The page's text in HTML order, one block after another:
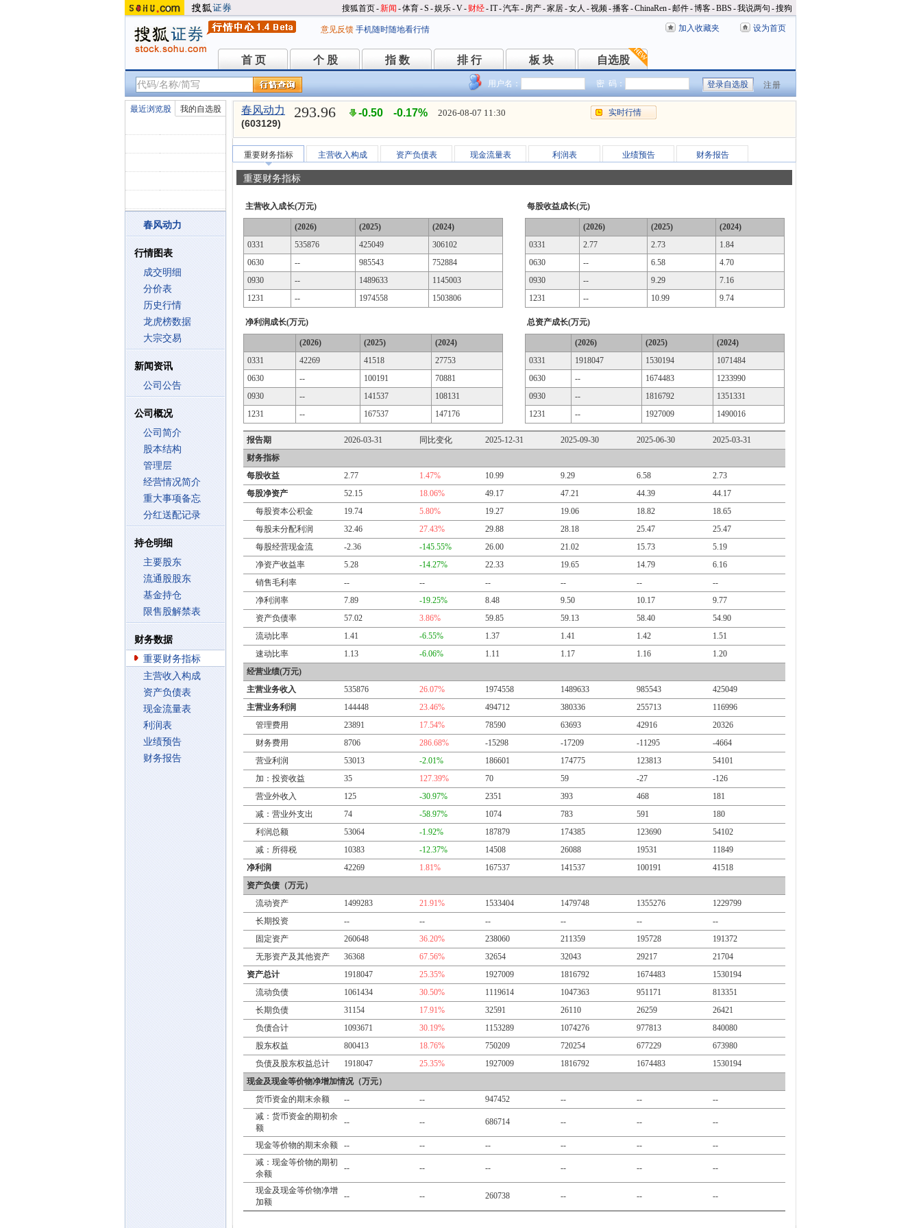
搜狐首页-新闻 -体育-S -娱乐-V- 财经-IT-汽车- 房产-家居-女人 -视频-播客-ChinaRen-邮件-博客-BBS -我说两句 -搜狗
意见反馈 手机随时随地看行情 加入收藏夹 设为首页
首 页
首 页 个 股
个 股 指 数
指 数 排 行
排 行 板 块
板 块 自选股
自选股
用户名： 密 码： 注册
最近浏览股 我的自选股
春风动力
行情图表
成交明细
分价表
历史行情
龙虎榜数据
大宗交易
新闻资讯
公司公告
公司概况
公司简介
股本结构
管理层
经营情况简介
重大事项备忘
分红送配记录
持仓明细
主要股东
流通股股东
基金持仓
限售股解禁表
财务数据
重要财务指标
主营收入构成
资产负债表
现金流量表
利润表
业绩预告
财务报告
春风动力
(603129)
293.96 -0.50 -0.17% 2026-08-07 11:30 实时行情
重要财务指标 主营收入构成 资产负债表 现金流量表 利润表 业绩预告 财务报告
重要财务指标
主营收入成长(万元)
(2026) (2025)
(2024)
0331
535876 425049
306102
0630
-- 985543
752884
0930
-- 1489633
1145003
1231
-- 1974558 1503806
净利润成长(万元)
(2026) (2025)
(2024)
0331
42269 41518
27753
0630
-- 100191
70881
0930
-- 141537
108131
1231
-- 167537 147176
每股收益成长(元)
(2026) (2025)
(2024)
0331
2.77 2.73
1.84
0630
-- 6.58
4.70
0930
-- 9.29
7.16
1231
-- 10.99 9.74
总资产成长(万元)
(2026) (2025)
(2024)
0331
1918047 1530194
1071484
0630
-- 1674483
1233990
0930
-- 1816792
1351331
1231
-- 1927009 1490016
报告期 2026-03-31 同比变化 2025-12-31 2025-09-30 2025-06-30
2025-03-31
财务指标
每股收益
2.77 1.47% 10.99 9.29 6.58
2.73
每股净资产
52.15 18.06% 49.17 47.21 44.39
44.17
每股资本公积金
19.74 5.80% 19.27 19.06 18.82
18.65
每股未分配利润
32.46 27.43% 29.88 28.18 25.47
25.47
每股经营现金流
-2.36 -145.55% 26.00 21.02 15.73
5.19
净资产收益率
5.28 -14.27% 22.33 19.65 14.79
6.16
销售毛利率
-- -- -- -- --
--
净利润率
7.89 -19.25% 8.48 9.50 10.17
9.77
资产负债率
57.02 3.86% 59.85 59.13 58.40
54.90
流动比率
1.41 -6.55% 1.37 1.41 1.42
1.51
速动比率
1.13 -6.06% 1.11 1.17 1.16
1.20
经营业绩(万元)
主营业务收入
535876 26.07% 1974558 1489633 985543
425049
主营业务利润
144448 23.46% 494712 380336 255713
116996
管理费用
23891 17.54% 78590 63693 42916
20326
财务费用
8706 286.68% -15298 -17209 -11295
-4664
营业利润
53013 -2.01% 186601 174775 123813
54101
加：投资收益
35 127.39% 70 59 -27
-126
营业外收入
125 -30.97% 2351 393 468
181
减：营业外支出
74 -58.97% 1074 783 591
180
利润总额
53064 -1.92% 187879 174385 123690
54102
减：所得税
10383 -12.37% 14508 26088 19531
11849
净利润
42269 1.81% 167537 141537 100191
41518
资产负债（万元）
流动资产
1499283 21.91% 1533404 1479748 1355276
1229799
长期投资
-- -- -- -- --
--
固定资产
260648 36.20% 238060 211359 195728
191372
无形资产及其他资产
36368 67.56% 32654 32043 29217
21704
资产总计
1918047 25.35% 1927009 1816792 1674483
1530194
流动负债
1061434 30.50% 1119614 1047363 951171
813351
长期负债
31154 17.91% 32591 26110 26259
26421
负债合计
1093671 30.19% 1153289 1074276 977813
840080
股东权益
800413 18.76% 750209 720254 677229
673980
负债及股东权益总计
1918047 25.35% 1927009 1816792 1674483
1530194
现金及现金等价物净增加情况（万元）
货币资金的期末余额
-- -- 947452 -- --
--
减：货币资金的期初余
额
-- -- 686714 -- -- --
现金等价物的期末余额 -- -- -- -- --
--
减：现金等价物的期初
余额
-- -- -- -- -- --
现金及现金等价物净增
加额
-- -- 260738 -- -- --